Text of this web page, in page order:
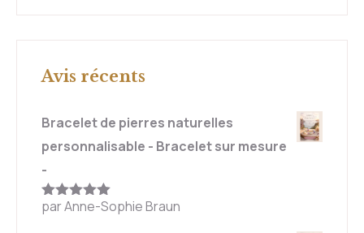
Avis récents
Bracelet de pierres naturelles
personnalisable - Bracelet sur mesure
-
Note5sur
par Anne-Sophie Braun